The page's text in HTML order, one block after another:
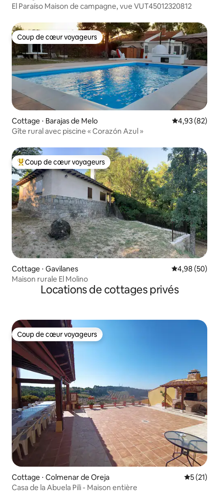
El Paraíso Maison de campagne, vue VUT45012320812
Coup de cœur voyageurs
Coup de cœur voyageurs
Cottage ⋅ Barajas de Melo Évaluation
4,93 (82)
Gîte rural avec piscine « Corazón Azul »
Coups de cœur voyageurs les plus appréciés
Coup de cœur voyageurs
Cottage ⋅ Gavilanes Évaluation
4,98 (50)
Maison rurale El Molino
Locations de cottages privés
Coup de cœur voyageurs
Coup de cœur voyageurs
Cottage ⋅ Colmenar de Oreja
5 (21)
Casa de la Abuela Pili - Maison entière